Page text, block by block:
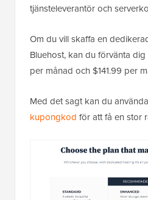
tjänsteleverantör och
Om du vill skaffa en
Bluehost, kan du förvänta
per månad och $141.99 per
Med det sagt kan du
kupongkod för att få en stor